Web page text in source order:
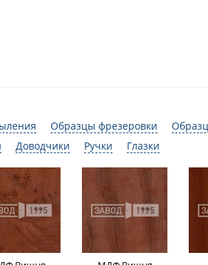
Образцы фрезеровки
Доводчики Ручки Глазки